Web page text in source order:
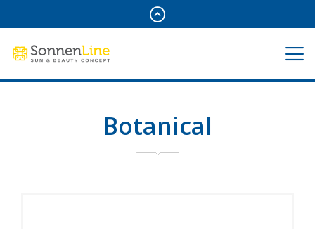
Botanical